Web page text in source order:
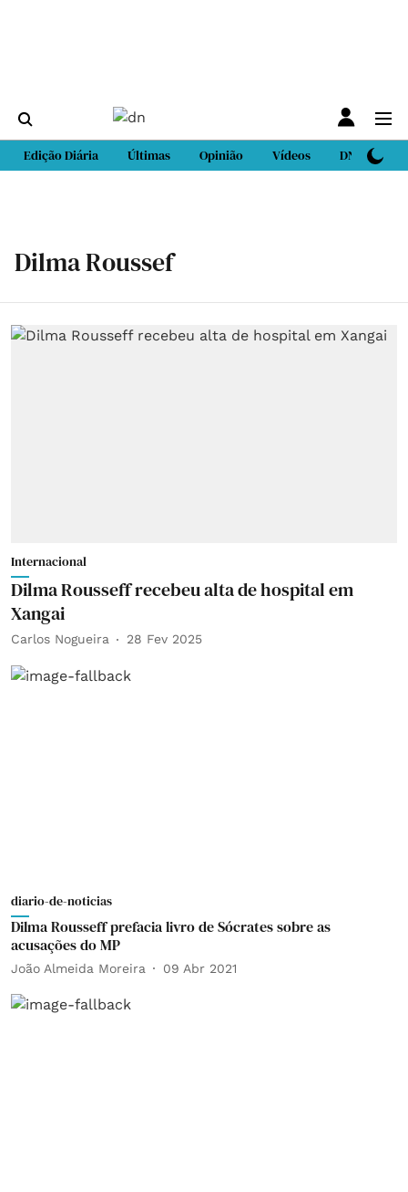
Edição Diária Últimas Opinião Vídeos DN Sport
Dilma Roussef
Internacional
Dilma Rousseff recebeu alta de hospital em
Xangai
Carlos Nogueira 28 Fev 2025
diario-de-noticias
Dilma Rousseff prefacia livro de Sócrates sobre as
acusações do MP
João Almeida Moreira 09 Abr 2021